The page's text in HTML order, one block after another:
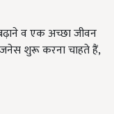
व एक अच्छा जीवन
शुरू करना चाहते हैं,